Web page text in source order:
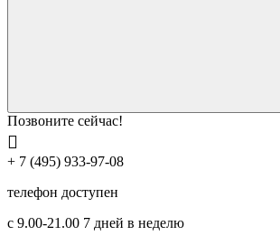
Позвоните сейчас!
+ 7 (495) 933-97-08
телефон доступен
с 9.00-21.00 7 дней в неделю